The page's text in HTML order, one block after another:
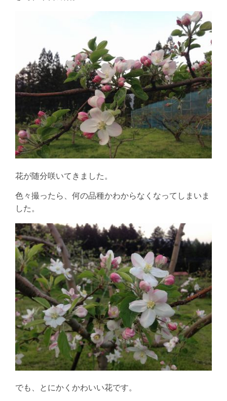
花が随分咲いてきました。
色々撮ったら、何の品種かわからなくなってしまいま
した。
でも、とにかくかわいい花です。